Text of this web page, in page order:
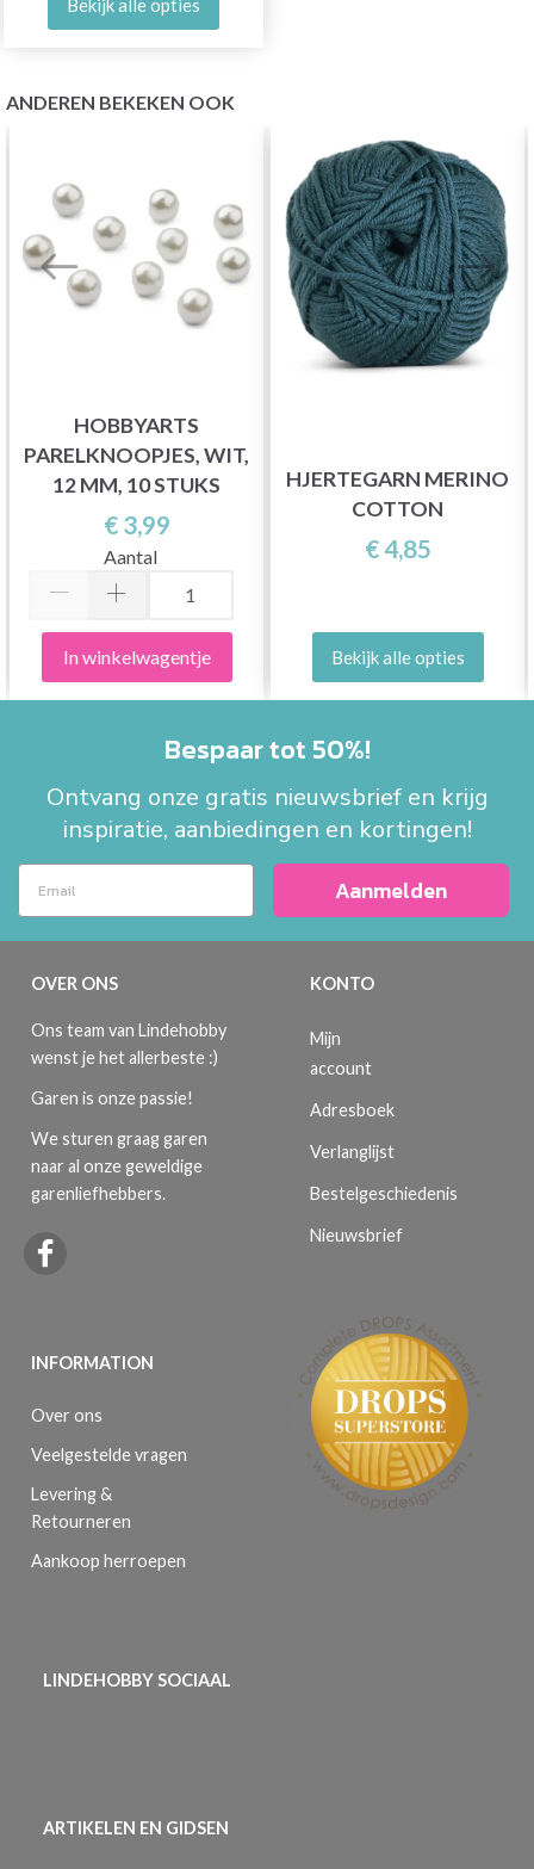
Bekijk alle opties
ANDEREN BEKEKEN OOK
HOBBYARTS
PARELKNOOPJES, WIT,
12 MM, 10 STUKS
€ 3,99
Aantal
In winkelwagentje
HJERTEGARN MERINO
COTTON
€ 4,85
Bekijk alle opties
Bespaar tot 50%!
Ontvang onze gratis nieuwsbrief en krijg
inspiratie, aanbiedingen en kortingen!
Aanmelden
OVER ONS
Ons team van Lindehobby
wenst je het allerbeste :)
Garen is onze passie!
We sturen graag garen
naar al onze geweldige
garenliefhebbers.
INFORMATION
Over ons
Veelgestelde vragen
Levering &
Retourneren
Aankoop herroepen
KONTO
Mijn
account
Adresboek
Verlanglijst
Bestelgeschiedenis
Nieuwsbrief
LINDEHOBBY SOCIAAL
ARTIKELEN EN GIDSEN